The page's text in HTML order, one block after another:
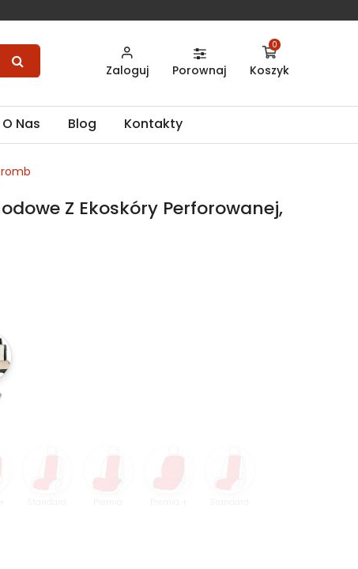
Zaloguj Porownaj Koszyk
0
O Nas Blog Kontakty
Z Ekoskóry Perforowanej,